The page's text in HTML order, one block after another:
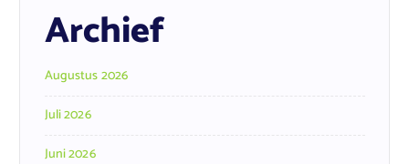
Archief
Augustus 2026
Juli 2026
Juni 2026